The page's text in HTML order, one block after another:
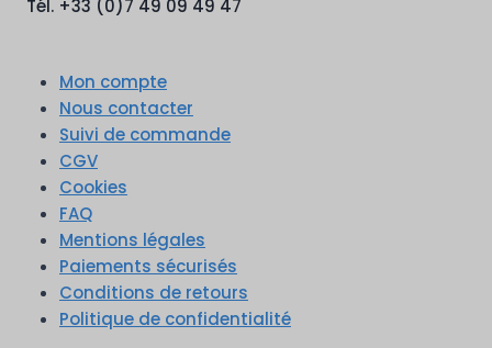
Tél. +33 (0)7 49 09 49 47
Mon compte
Nous contacter
Suivi de commande
CGV
Cookies
FAQ
Mentions légales
Paiements sécurisés
Conditions de retours
Politique de confidentialité